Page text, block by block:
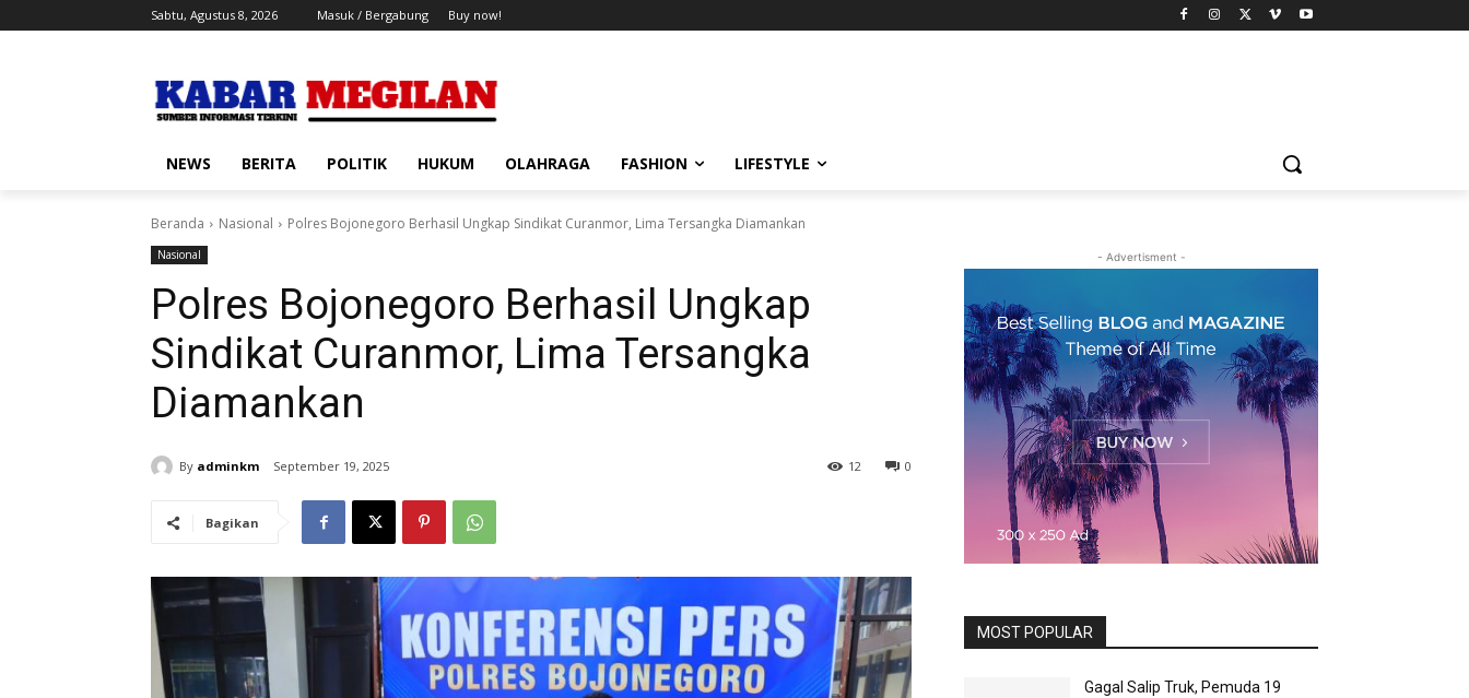
Sabtu, Agustus 8, 2026 Masuk / Bergabung Buy now!
NEWS BERITA POLITIK HUKUM OLAHRAGA FASHION LIFESTYLE
Beranda Nasional Polres Bojonegoro Berhasil Ungkap Sindikat Curanmor, Lima Tersangka Diamankan
Nasional
Polres Bojonegoro Berhasil Ungkap
Sindikat Curanmor, Lima Tersangka
Diamankan
By adminkm September 19, 2025 0
12
Bagikan
- Advertisment -
MOST POPULAR
Gagal Salip Truk, Pemuda 19